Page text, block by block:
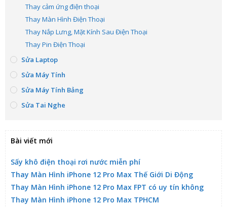
Thay cảm ứng điện thoại
Thay Màn Hình Điện Thoại
Thay Nắp Lưng, Mặt Kính Sau Điện Thoại
Thay Pin Điện Thoại
Sửa Laptop
Sửa Máy Tính
Sửa Máy Tính Bảng
Sửa Tai Nghe
Bài viết mới
Sấy khô điện thoại rơi nước miễn phí
Thay Màn Hình iPhone 12 Pro Max Thế Giới Di Động
Thay Màn Hình iPhone 12 Pro Max FPT có uy tín không
Thay Màn Hình iPhone 12 Pro Max TPHCM